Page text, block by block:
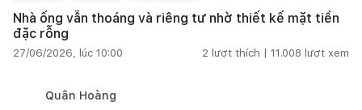
Nhà ống vẫn thoáng và riêng tư nhờ thiết kế mặt tiền
đặc rỗng
27/06/2026, lúc 10:00 2 lượt thích | 11.008 lượt xem
Quân Hoàng